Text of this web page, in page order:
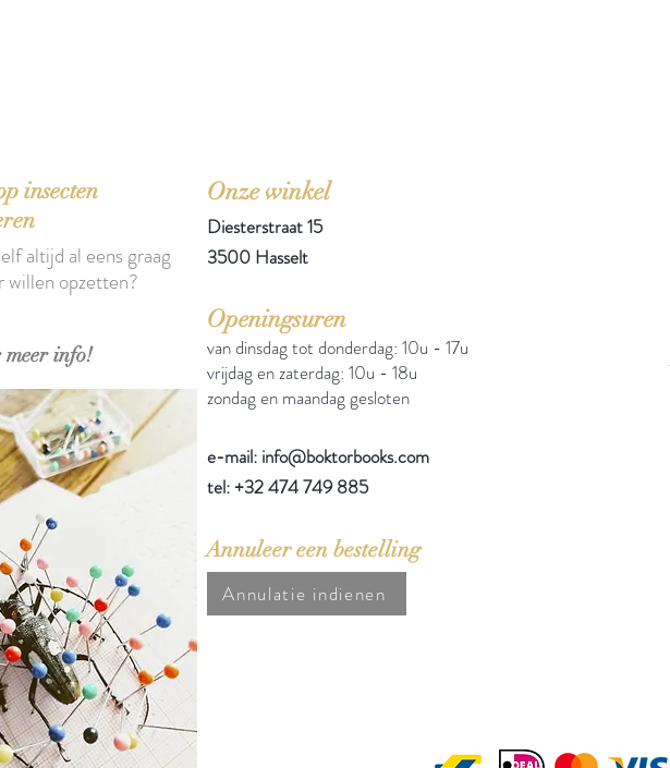
insecten
info!
altijd al eens graag
willen opzetten?
Onze winkel
Diesterstraat 15
3500 Hasselt
Openingsuren
van dinsdag tot donderdag: 10u - 17u
vrijdag en zaterdag: 10u - 18u
zondag en maandag gesloten
e-mail: info@boktorbooks.com
tel: +32 474 749 885
Annuleer een bestelling
Annulatie indienen